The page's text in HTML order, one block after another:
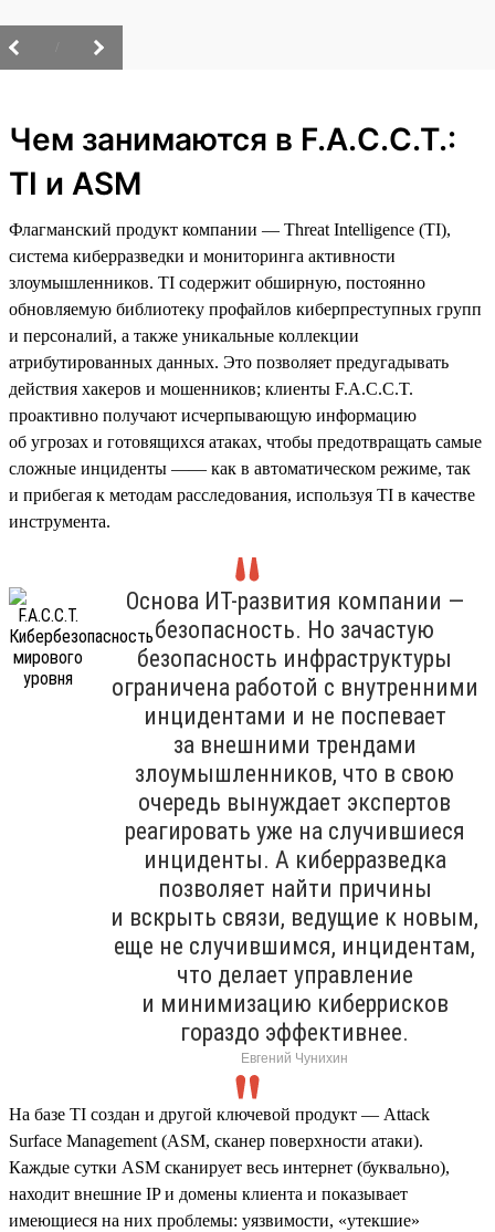
Чем занимаются в F.A.C.C.T.:
TI и ASM
Флагманский продукт компании — Threat Intelligence (TI),
система киберразведки и мониторинга активности
злоумышленников. TI содержит обширную, постоянно
обновляемую библиотеку профайлов киберпреступных групп
и персоналий, а также уникальные коллекции
атрибутированных данных. Это позволяет предугадывать
действия хакеров и мошенников; клиенты F.A.C.C.T.
проактивно получают исчерпывающую информацию
об угрозах и готовящихся атаках, чтобы предотвращать самые
сложные инциденты —— как в автоматическом режиме, так
и прибегая к методам расследования, используя TI в качестве
инструмента.
Основа ИТ-развития компании —
безопасность. Но зачастую
безопасность инфраструктуры
ограничена работой с внутренними
инцидентами и не поспевает
за внешними трендами
злоумышленников, что в свою
очередь вынуждает экспертов
реагировать уже на случившиеся
инциденты. А киберразведка
позволяет найти причины
и вскрыть связи, ведущие к новым,
еще не случившимся, инцидентам,
что делает управление
и минимизацию киберрисков
гораздо эффективнее.
Евгений Чунихин
На базе TI создан и другой ключевой продукт — Attack
Surface Management (ASM, сканер поверхности атаки).
Каждые сутки ASM сканирует весь интернет (буквально),
находит внешние IP и домены клиента и показывает
имеющиеся на них проблемы: уязвимости, «утекшие»